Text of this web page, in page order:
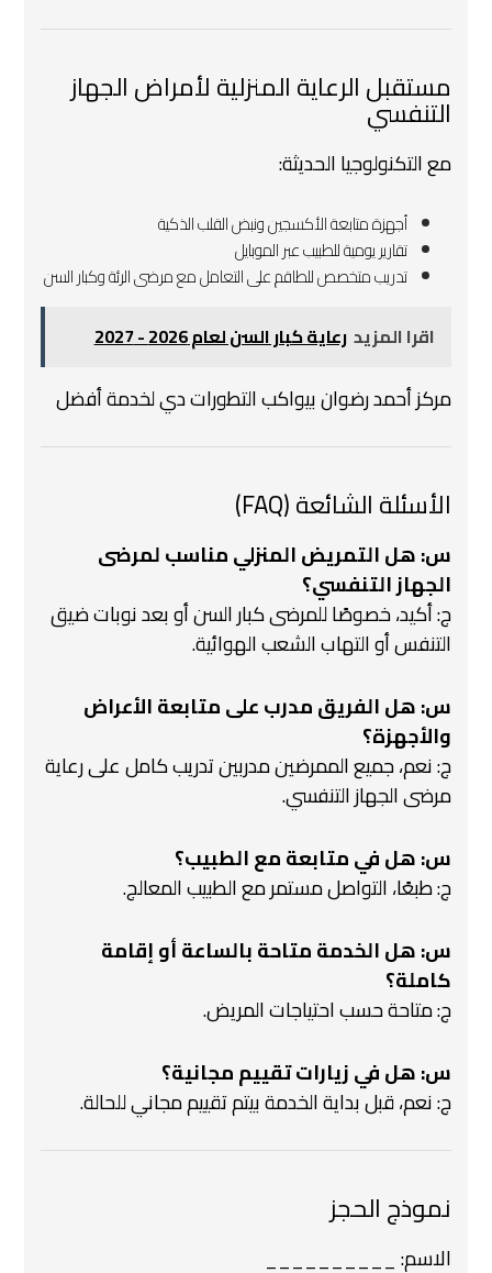
مستقبل الرعاية المنزلية لأمراض الجهاز
التنفسي
مع التكنولوجيا الحديثة:
أجهزة متابعة الأكسجين ونبض القلب الذكية
تقارير يومية للطبيب عبر الموبايل
تدريب متخصص للطاقم على التعامل مع مرضى الرئة وكبار السن
اقرا المزيد رعاية كبار السن لعام 2026 - 2027
مركز أحمد رضوان بيواكب التطورات دي لخدمة أفضل
الأسئلة الشائعة (FAQ)
س: هل التمريض المنزلي مناسب لمرضى
الجهاز التنفسي؟
ج: أكيد، خصوصًا للمرضى كبار السن أو بعد نوبات ضيق
التنفس أو التهاب الشعب الهوائية.
س: هل الفريق مدرب على متابعة الأعراض
والأجهزة؟
ج: نعم، جميع الممرضين مدربين تدريب كامل على رعاية
مرضى الجهاز التنفسي.
س: هل في متابعة مع الطبيب؟
ج: طبعًا، التواصل مستمر مع الطبيب المعالج.
س: هل الخدمة متاحة بالساعة أو إقامة
كاملة؟
ج: متاحة حسب احتياجات المريض.
س: هل في زيارات تقييم مجانية؟
ج: نعم، قبل بداية الخدمة بيتم تقييم مجاني للحالة.
نموذج الحجز
الاسم: __________